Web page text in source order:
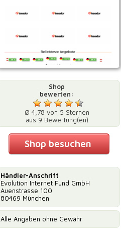
Shop
bewerten:
Ø 4,78 von 5 Sternen
aus 9 Bewertung(en)
Shop besuchen
Händler-Anschrift
Evolution Internet Fund GmbH
Auenstrasse 100
80469 München
Alle Angaben ohne Gewähr